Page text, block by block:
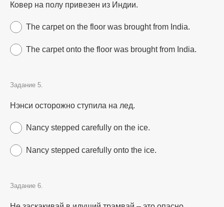
Ковер на полу привезен из Индии.
The carpet on the floor was brought from India.
The carpet onto the floor was brought from India.
Задание 5.
Нэнси осторожно ступила на лед.
Nancy stepped carefully on the ice.
Nancy stepped carefully onto the ice.
Задание 6.